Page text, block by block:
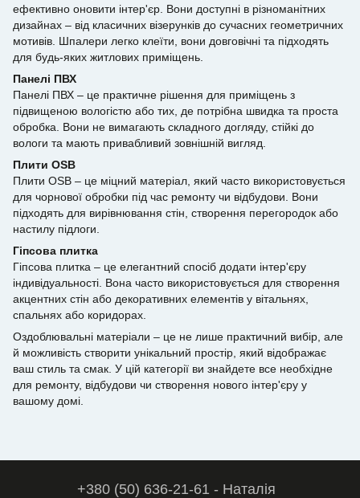
ефективно оновити інтер'єр. Вони доступні в різноманітних
дизайнах – від класичних візерунків до сучасних геометричних
мотивів. Шпалери легко клеїти, вони довговічні та підходять
для будь-яких житлових приміщень.
Панелі ПВХ
Панелі ПВХ – це практичне рішення для приміщень з
підвищеною вологістю або тих, де потрібна швидка та проста
обробка. Вони не вимагають складного догляду, стійкі до
вологи та мають привабливий зовнішній вигляд.
Плити OSB
Плити OSB – це міцний матеріал, який часто використовується
для чорнової обробки під час ремонту чи відбудови. Вони
підходять для вирівнювання стін, створення перегородок або
настилу підлоги.
Гіпсова плитка
Гіпсова плитка – це елегантний спосіб додати інтер'єру
індивідуальності. Вона часто використовується для створення
акцентних стін або декоративних елементів у вітальнях,
спальнях або коридорах.
Оздоблювальні матеріали – це не лише практичний вибір, але
й можливість створити унікальний простір, який відображає
ваш стиль та смак. У цій категорії ви знайдете все необхідне
для ремонту, відбудови чи створення нового інтер'єру у
вашому домі.
+380 (50) 636-21-61 - Наталія